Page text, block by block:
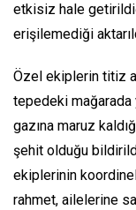
etkisiz hale
erişilemediği
Özel ekiplerin titiz
tepedeki mağarada
gazına maruz
şehit olduğu
ekiplerinin
rahmet, ailelerine